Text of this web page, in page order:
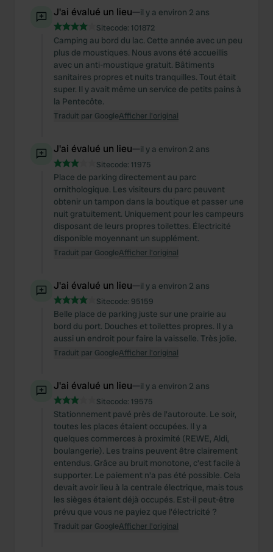
our social media, advertising and analytics partners who
may combine it with other information that you’ve
provided to them or that they’ve collected from your use
of their services.
J'ai évalué un lieu—il y a environ 2 ans
Sitecode: 101872
Camping au bord du lac. Cette année avec un peu
plus de moustiques. Nous avons été accueillis
avec un anti-moustique gratuit. Bâtiments
sanitaires propres et nuits tranquilles. Tout était
super. Il y avait même un service de petits pains à
la Pentecôte.
Traduit par GoogleAfficher l'original
J'ai évalué un lieu—il y a environ 2 ans
Sitecode: 11975
Place de parking directement au parc
ornithologique. Les visiteurs du parc peuvent
obtenir un tampon dans la boutique et passer une
nuit gratuitement. Uniquement pour les campeurs
disposant de leurs propres toilettes. Électricité
disponible moyennant un supplément.
Traduit par GoogleAfficher l'original
J'ai évalué un lieu—il y a environ 2 ans
Sitecode: 95159
Belle place de parking juste sur une prairie au
bord du port. Douches et toilettes propres. Il y a
aussi un endroit pour faire la vaisselle. Très jolie.
Traduit par GoogleAfficher l'original
J'ai évalué un lieu—il y a environ 2 ans
Sitecode: 19575
Stationnement pavé près de l'autoroute. Le soir,
toutes les places étaient occupées. Il y a
quelques commerces à proximité (REWE, Aldi,
boulangerie). Les trains peuvent être clairement
entendus. Grâce au bruit monotone, c'est facile à
supporter. Le paiement n'a pas été possible. Cela
devait avoir lieu à la centrale électrique, mais tous
les sièges étaient déjà occupés. Est-il peut-être
prévu que vous ne payiez que l'électricité ?
Traduit par GoogleAfficher l'original